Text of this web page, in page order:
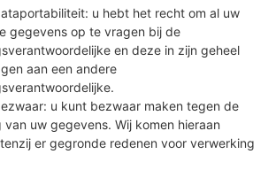
u hebt het recht om al uw
gegevens op te vragen bij de
en deze in zijn geheel
aan een andere
u kunt bezwaar maken tegen de
uw gegevens. Wij komen hieraan
er gegronde redenen voor verwerking